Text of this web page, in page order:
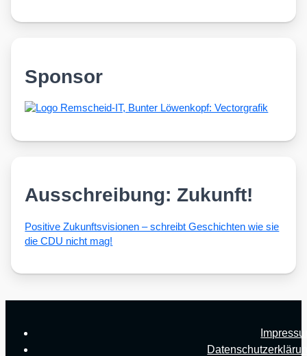
Sponsor
Ausschreibung: Zukunft!
Posi­ti­ve Zukunfts­vi­sio­nen – schreibt Geschich­ten wie sie
die CDU nicht mag!